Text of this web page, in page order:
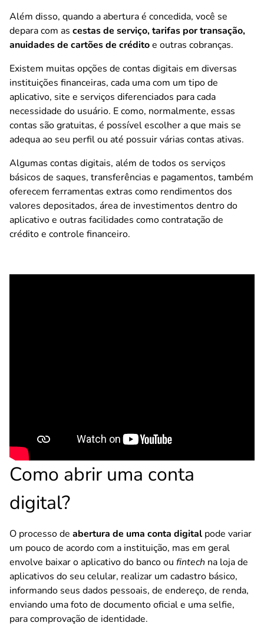
Além disso, quando a abertura é concedida, você se
depara com as cestas de serviço, tarifas por transação,
anuidades de cartões de créditoe outras cobranças.
Existem muitas opções de contas digitais em diversas
instituições financeiras, cada uma com um tipo de
aplicativo, site e serviços diferenciados para cada
necessidade do usuário. E como, normalmente, essas
contas são gratuitas, é possível escolher a que mais se
adequa ao seu perfil ou até possuir várias contas ativas.
Algumas contas digitais, além de todos os serviços
básicos de saques, transferências e pagamentos, também
oferecem ferramentas extras como rendimentos dos
valores depositados, área de investimentos dentro do
aplicativo e outras facilidades como contratação de
crédito e controle financeiro.
Como abrir uma conta
digital?
O processo de abertura de uma conta digital pode variar
um pouco de acordo com a instituição, mas em geral
envolve baixar o aplicativo do banco ou fintech na loja de
aplicativos do seu celular, realizar um cadastro básico,
informando seus dados pessoais, de endereço, de renda,
enviando uma foto de documento oficial e uma selfie,
para comprovação de identidade.